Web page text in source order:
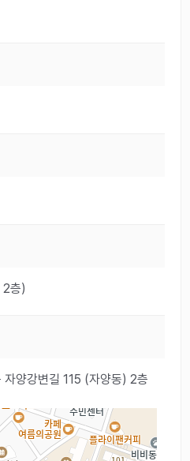
2층)
양강변길 115 (자양동) 2층